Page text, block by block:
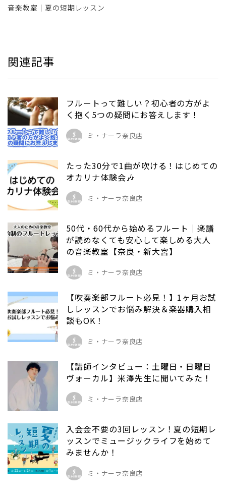
音楽教室｜夏の短期レッスン
関連記事
フルートって難しい？初心者の方がよ
く抱く5つの疑問にお答えします！
ミ・ナーラ奈良店
たった30分で1曲が吹ける！はじめての
オカリナ体験会🎶
ミ・ナーラ奈良店
50代・60代から始めるフルート｜楽譜
が読めなくても安心して楽しめる大人
の音楽教室【奈良・新大宮】
ミ・ナーラ奈良店
【吹奏楽部フルート必見！】1ヶ月お試
しレッスンでお悩み解決＆楽器購入相
談もOK！
ミ・ナーラ奈良店
【講師インタビュー：土曜日・日曜日
ヴォーカル】米澤先生に聞いてみた！
ミ・ナーラ奈良店
入会金不要の3回レッスン！夏の短期レ
ッスンでミュージックライフを始めて
みませんか！
ミ・ナーラ奈良店